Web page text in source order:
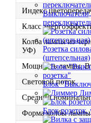
Выключатели,
Розетка
(штепсельная)
Блок
Блок розеток,
Индекс
Класс
Колба лампы из
УФ)
Мощность лампы,
Световой поток
Средний
Форма колбы лампы